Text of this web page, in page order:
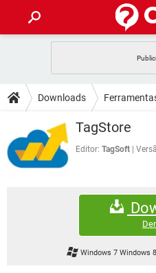
CELULAR
INSTAGRAM
DICAS
JOGOS
CELULAR
OUTLOOK
DOWNLOADS
JOGOS
FÓRUM
Downloads
Organizador TagStore
Editor: TagSoft
Windows 7 Windows